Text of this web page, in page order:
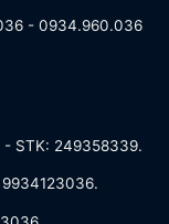
- 0934.960.036
- STK: 249358339.